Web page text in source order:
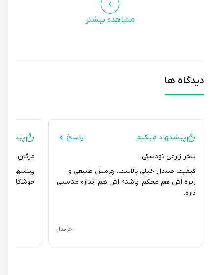
مشاهده بیشتر
دیدگاه ها
پیشنهاد میکنم پاسخ
سحر زارعی تودشکی:
کیفیت صندل خیلی بالاست. چرمش طبیعی و
زیره اش هم محکم. پاشنه اش هم اندازه مناسبی
خریدار
پیشنهاد
مژگان مصوری:
پیشنهاد
خوشگله و